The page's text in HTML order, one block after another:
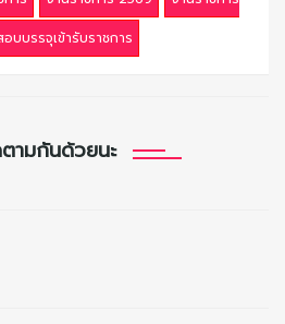
อบบรรจุเข้ารับราชการ
ามกันด้วยนะ